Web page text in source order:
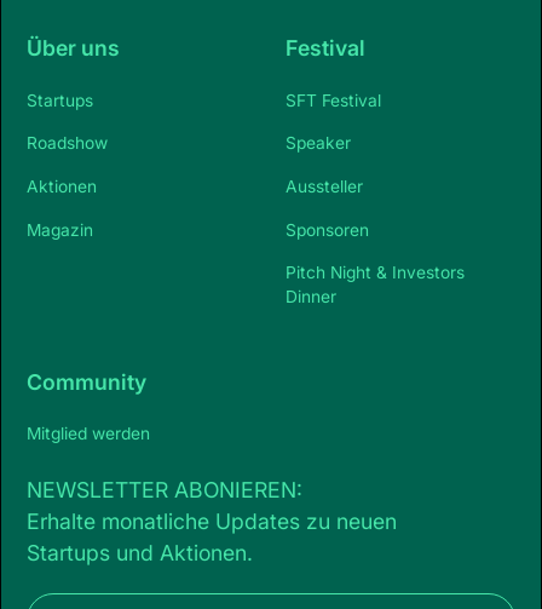
Über uns
Startups
Roadshow
Aktionen
Magazin
Festival
SFT Festival
Speaker
Aussteller
Sponsoren
Pitch Night & Investors
Dinner
Community
Mitglied werden
NEWSLETTER ABONIEREN:
Erhalte monatliche Updates zu neuen
Startups und Aktionen.